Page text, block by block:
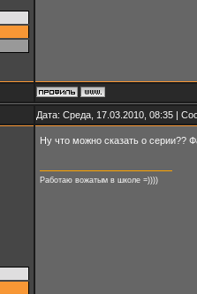
Дата: Среда, 17.03.2010, 08:35 |
Ну что можно сказать о серии??
Работаю вожатым в школе =))))